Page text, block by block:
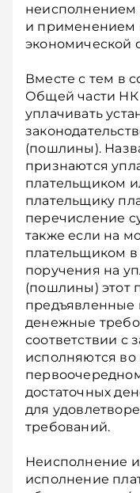
неисполнением
и применением
экономической
Вместе с тем в
Общей части НК
уплачивать
(пошлины).
признаются
плательщиком
плательщику
перечисление
также если на
плательщиком
поручения на
(пошлины) этот
денежные
соответствии с
исполняются
достаточных
для
требований.
Неисполнение
исполнение